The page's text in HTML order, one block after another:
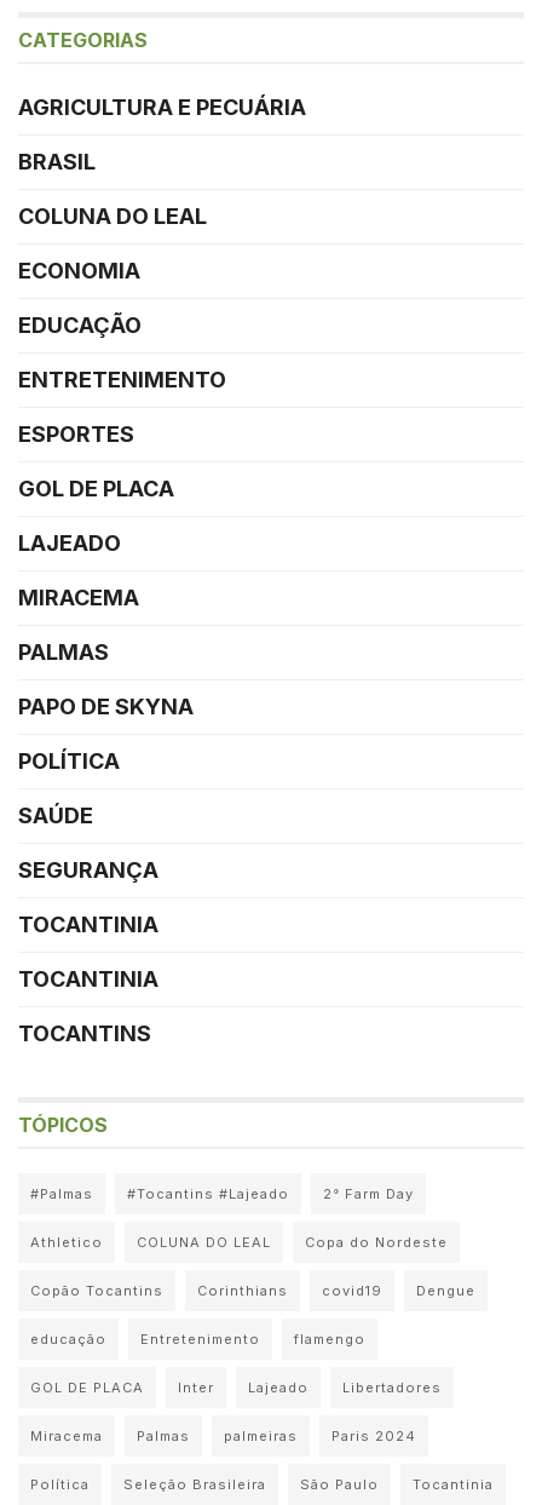
CATEGORIAS
AGRICULTURA E PECUÁRIA
BRASIL
COLUNA DO LEAL
ECONOMIA
EDUCAÇÃO
ENTRETENIMENTO
ESPORTES
GOL DE PLACA
LAJEADO
MIRACEMA
PALMAS
PAPO DE SKYNA
POLÍTICA
SAÚDE
SEGURANÇA
TOCANTINIA
TOCANTINIA
TOCANTINS
TÓPICOS
#Palmas #Tocantins #Lajeado 2° Farm Day
Athletico COLUNA DO LEAL Copa do Nordeste
Copão Tocantins Corinthians covid19 Dengue
educação Entretenimento flamengo
GOL DE PLACA Inter Lajeado Libertadores
Miracema Palmas palmeiras Paris 2024
Política Seleção Brasileira São Paulo Tocantinia